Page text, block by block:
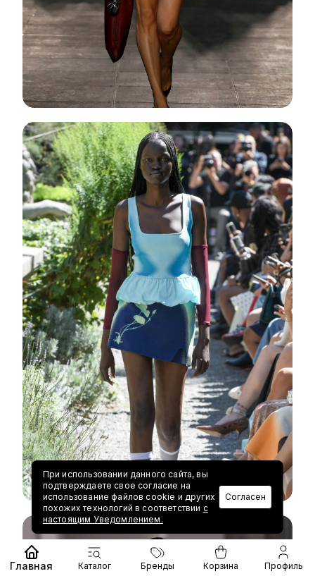
При использовании данного сайта, вы
подтверждаете свое согласие на
использование файлов cookie и других
похожих технологий в соответствии с
настоящим Уведомлением.
Согласен
Главная Каталог Бренды Корзина Профиль